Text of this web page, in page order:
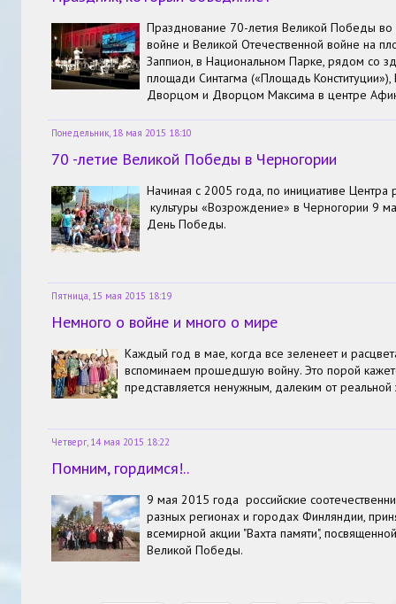
Празднование 70-летия Великой Победы
войне и Великой Отечественной войне на
Заппион, в Национальном Парке, рядом со
площади Синтагма («Площадь
Дворцом и Дворцом Максима в центре
Понедельник, 18 мая 2015 18:10
70 -летие Великой Победы в Черногории
Начиная с 2005 года, по инициативе Центра
культуры «Возрождение» в Черногории 9
День Победы.
Пятница, 15 мая 2015 18:19
Немного о войне и много о мире
Каждый год в мае, когда все зеленеет и
вспоминаем прошедшую войну. Это порой
представляется ненужным, далеким от реальной
Четверг, 14 мая 2015 18:22
Помним, гордимся!..
9 мая 2015 года российские
разных регионах и городах Финляндии,
всемирной акции "Вахта памяти",
Великой Победы.